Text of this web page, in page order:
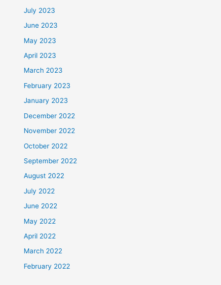
July 2023
June 2023
May 2023
April 2023
March 2023
February 2023
January 2023
December 2022
November 2022
October 2022
September 2022
August 2022
July 2022
June 2022
May 2022
April 2022
March 2022
February 2022